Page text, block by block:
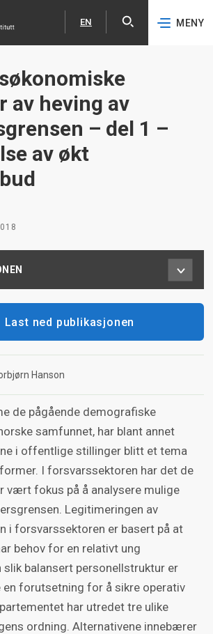
EN
English MENY
av heving av
– del 1 –
av økt
Last ned publikasjonen
Hanson
de pågående demografiske
samfunnet, har blant annet
i offentlige stillinger blitt et tema
I forsvarssektoren har det de
vært fokus på å analysere mulige
Legitimeringen av
i forsvarssektoren er basert på at
behov for en relativt ung
slik balansert personellstruktur er
forutsetning for å sikre operativ
har utredet tre ulike
ordning. Alternativene innebærer